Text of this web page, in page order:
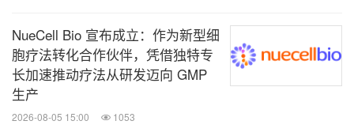
NueCell Bio 宣布成立：作为新型细
胞疗法转化合作伙伴，凭借独特专
长加速推动疗法从研发迈向 GMP
生产
2026-08-05 15:00 1053